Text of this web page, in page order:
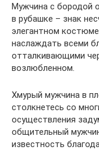
Мужчина с бородой
в рубашке – знак
элегантном
наслаждать всеми
отталкивающими
возлюбленном.
Хмурый мужчина в
столкнетесь со
осуществления
общительный
известность